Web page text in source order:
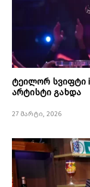
ტეილორ სვიფტი
არტისტი გახდა
27 მარტი, 2026